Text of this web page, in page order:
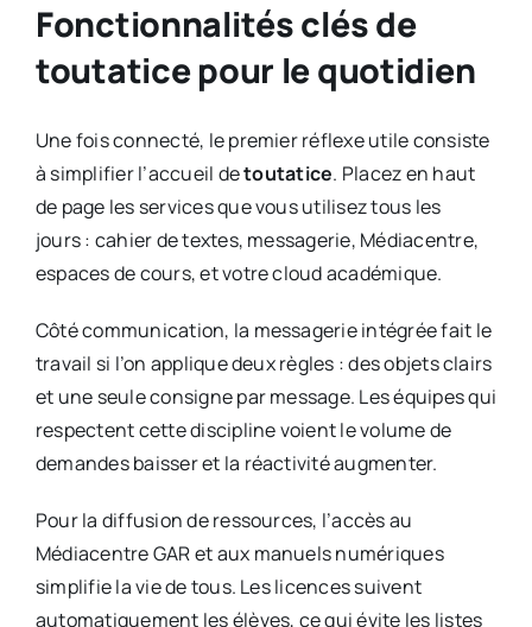
Fonctionnalités clés de
toutatice pour le quotidien
Une fois connecté, le premier réflexe utile consiste
à simplifier l’accueil detoutatice. Placez en haut
de page les services que vous utilisez tous les
jours : cahier de textes, messagerie, Médiacentre,
espaces de cours, et votre cloud académique.
Côté communication, la messagerie intégrée fait le
travail si l’on applique deux règles : des objets clairs
et une seule consigne par message. Les équipes qui
respectent cette discipline voient le volume de
demandes baisser et la réactivité augmenter.
Pour la diffusion de ressources, l’accès au
Médiacentre GAR et aux manuels numériques
simplifie la vie de tous. Les licences suivent
automatiquement les élèves, ce qui évite les listes